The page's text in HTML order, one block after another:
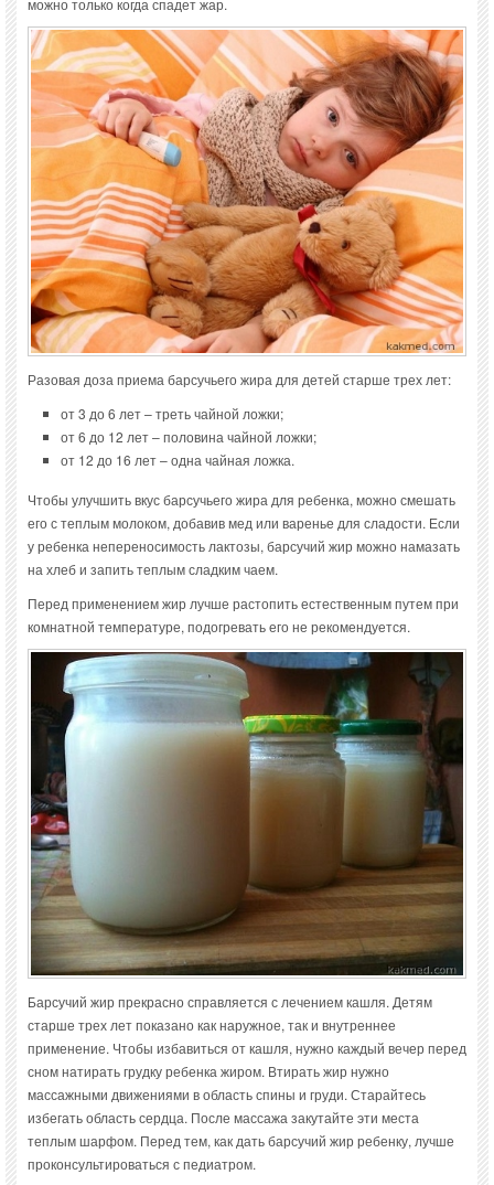
Разовая доза приема барсучьего жира для детей старше трех лет:
от 3 до 6 лет – треть чайной ложки;
от 6 до 12 лет – половина чайной ложки;
от 12 до 16 лет – одна чайная ложка.
Чтобы улучшить вкус барсучьего жира для ребенка, можно смешать
его с теплым молоком, добавив мед или варенье для сладости. Если
у ребенка непереносимость лактозы, барсучий жир можно намазать
на хлеб и запить теплым сладким чаем.
Перед применением жир лучше растопить естественным путем при
комнатной температуре, подогревать его не рекомендуется.
Барсучий жир прекрасно справляется с лечением кашля. Детям
старше трех лет показано как наружное, так и внутреннее
применение. Чтобы избавиться от кашля, нужно каждый вечер перед
сном натирать грудку ребенка жиром. Втирать жир нужно
массажными движениями в область спины и груди. Старайтесь
избегать область сердца. После массажа закутайте эти места
теплым шарфом. Перед тем, как дать барсучий жир ребенку, лучше
проконсультироваться с педиатром.